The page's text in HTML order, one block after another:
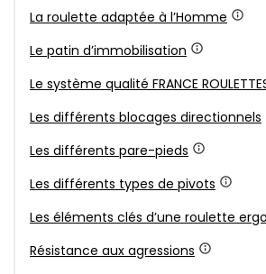
La roulette adaptée à l’Homme
Le patin d’immobilisation
Le système qualité FRANCE
Les différents blocages directionnels
Les différents pare-pieds
Les différents types de pivots
Les éléments clés d’une roulette
Résistance aux agressions